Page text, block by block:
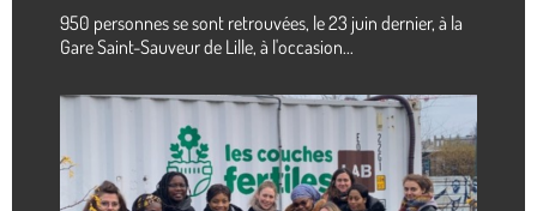
950 personnes se sont retrouvées, le 23 juin dernier, à la
Gare Saint-Sauveur de Lille, à l'occasion...